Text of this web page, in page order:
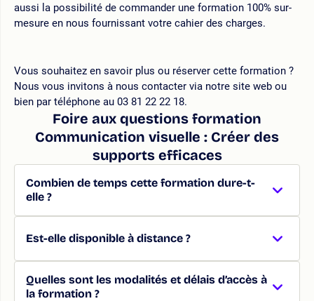
aussi la possibilité de commander une formation 100% sur-
mesure en nous fournissant votre cahier des charges.
Vous souhaitez en savoir plus ou réserver cette formation ?
Nous vous invitons à nous contacter via notre site web ou
bien par téléphone au 03 81 22 22 18.
Foire aux questions formation
Communication visuelle : Créer des
supports efficaces
Combien de temps cette formation dure-t-
elle ?
Est-elle disponible à distance ?
Quelles sont les modalités et délais d’accès à
la formation ?